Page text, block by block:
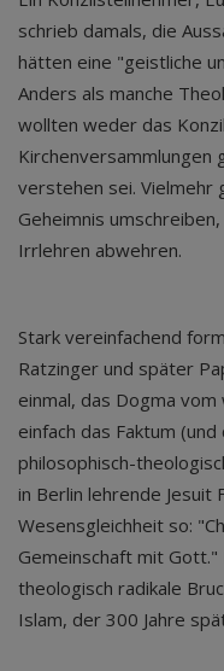
schrieb damals, die
hätten eine "geistliche
Anders als manche
wollten weder das
Kirchenversammlungen
verstehen sei. Vielmehr
Geheimnis
Irrlehren abwehren.
Stark vereinfachend
Ratzinger und später
einmal, das Dogma
einfach das Faktum
philosophisch-
in Berlin lehrende
Wesensgleichheit so:
Gemeinschaft mit
theologisch radikale
Islam, der 300 Jahre